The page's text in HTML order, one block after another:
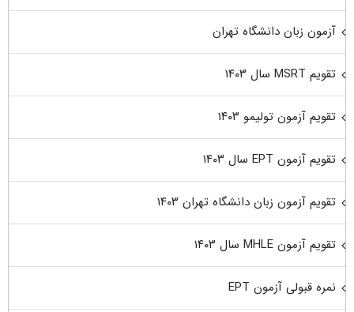
آزمون زبان دانشگاه تهران
تقویم MSRT سال ۱۴۰۳
تقویم آزمون تولیمو ۱۴۰۳
تقویم آزمون EPT سال ۱۴۰۳
تقویم آزمون زبان دانشگاه تهران ۱۴۰۳
تقویم آزمون MHLE سال ۱۴۰۳
نمره قبولی آزمون EPT